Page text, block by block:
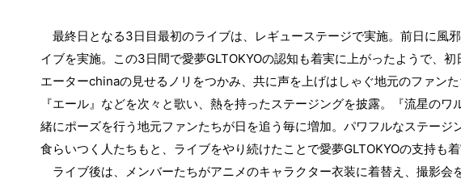
最終日となる3 日目最初のライブは、レギューステージで実施。前日に風
イブを実施。この3 日間で愛夢GLTOKYOの認知も着実に上がったようで、
エーターchinaの見せるノリをつかみ、共に声を上げはしゃぐ地元のファン
『エール』などを次々と歌い、熱を持ったステージングを披露。『流星の
緒にポーズを行う地元ファンたちが日を追う毎に増加。パワフルなステー
食らいつく人たちもと、ライブをやり続けたことで愛夢GLTOKYOの支持も
ライブ後は、メンバーたちがアニメのキャラクター衣装に着替え、撮影